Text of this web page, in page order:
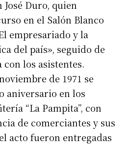
José Duro, quien
en el Salón Blanco
empresariado y la
del país», seguido de
los asistentes.
de 1971 se
aniversario en los
“La Pampita”, con
de comerciantes y sus
acto fueron entregadas